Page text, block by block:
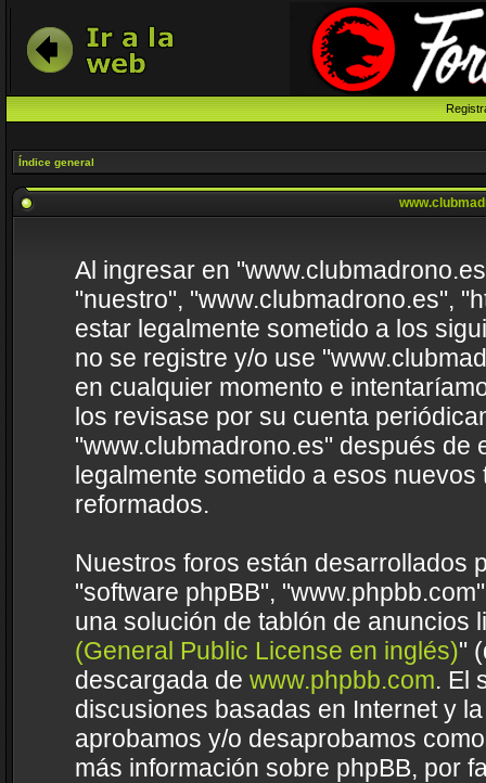
Índice general
Al ingresar en
"nuestro", "www.clubmadrono.es",
estar legalmente sometido a los
no se registre y/o use
en cualquier momento e
los revisase por su cuenta
"www.clubmadrono.es" después
legalmente sometido a esos
reformados.
Nuestros foros están desarrollados
"software phpBB",
una solución de tablón de anuncios
(General Public License en inglés)"
descargada de www.phpbb.com. El
discusiones basadas en Internet y
aprobamos y/o desaprobamos
más información sobre phpBB, por